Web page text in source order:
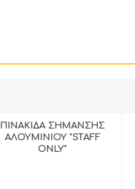
ΠΙΝΑΚΙΔΑ ΣΗΜΑΝΣΗΣ
ΑΛΟΥΜΙΝΙΟΥ "STAFF
ONLY"